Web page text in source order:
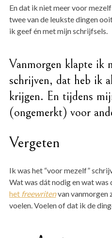
En dat ik niet meer voor
twee van de leukste dingen
ik geef én met mijn schrijfsels.
Vanmorgen klapte ik
schrijven, dat heb ik
krijgen. En tijdens
(ongemerkt) voor
Vergeten
Ik was het “voor mezelf”
Wat was dát nodig en wat
het freewritenvan vanmorgen
voelen. Voelen of dat ik de